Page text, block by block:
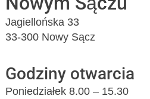
Jagiellońska 33
33-300 Nowy Sącz
Godziny otwarcia
Poniedziałek 8.00 – 15.30